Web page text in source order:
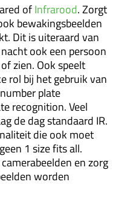
ofInfrarood. Zorgt
bewakingsbeelden
Dit is uiteraard van
ook een persoon
zien. Ook speelt
rol bij het gebruik van
plate
recognition. Veel
de dag standaard IR.
die ook moet
1 size fits all.
en zorg
worden